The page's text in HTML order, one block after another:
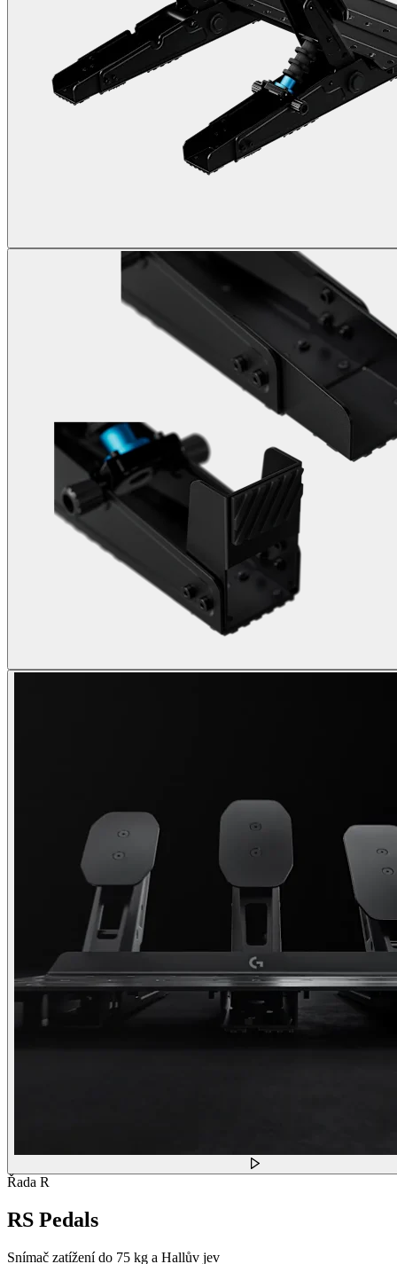
Řada R
RS Pedals
Snímač zatížení do 75 kg a Hallův jev